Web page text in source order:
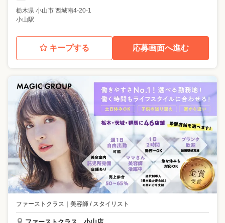
栃木県 小山市 西城南4-20-1
小山駅
キープする 応募画面へ進む
ファーストクラス 美容師 / スタイリスト